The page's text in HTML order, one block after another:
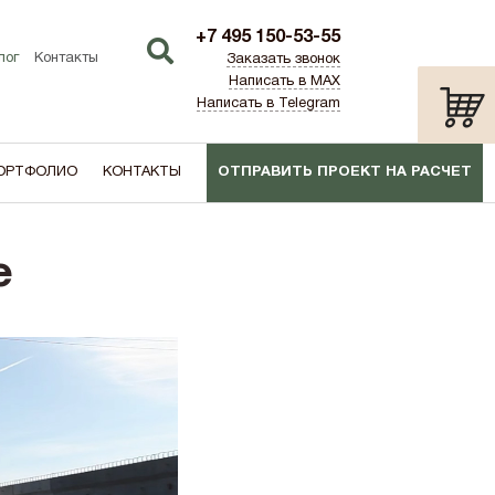
Контакты
+7 495 150-53-55
Заказать звонок
Написать в MAX
Написать в Telegram
КОНТАКТЫ ОТПРАВИТЬ ПРОЕКТ НА РАСЧЕТ